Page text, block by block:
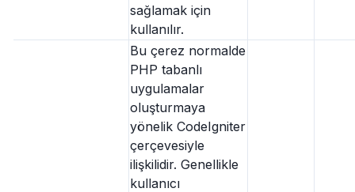
sağlamak için
kullanılır.
Bu çerez normalde
PHP tabanlı
uygulamalar
oluşturmaya
yönelik CodeIgniter
çerçevesiyle
ilişkilidir. Genellikle
kullanıcı